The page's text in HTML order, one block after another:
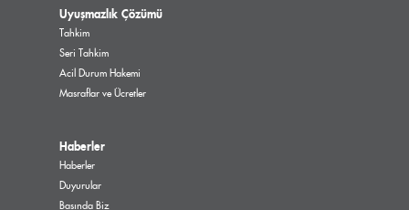
Uyuşmazlık Çözümü
Tahkim
Seri Tahkim
Acil Durum Hakemi
Masraflar ve Ücretler
Haberler
Haberler
Duyurular
Basında Biz